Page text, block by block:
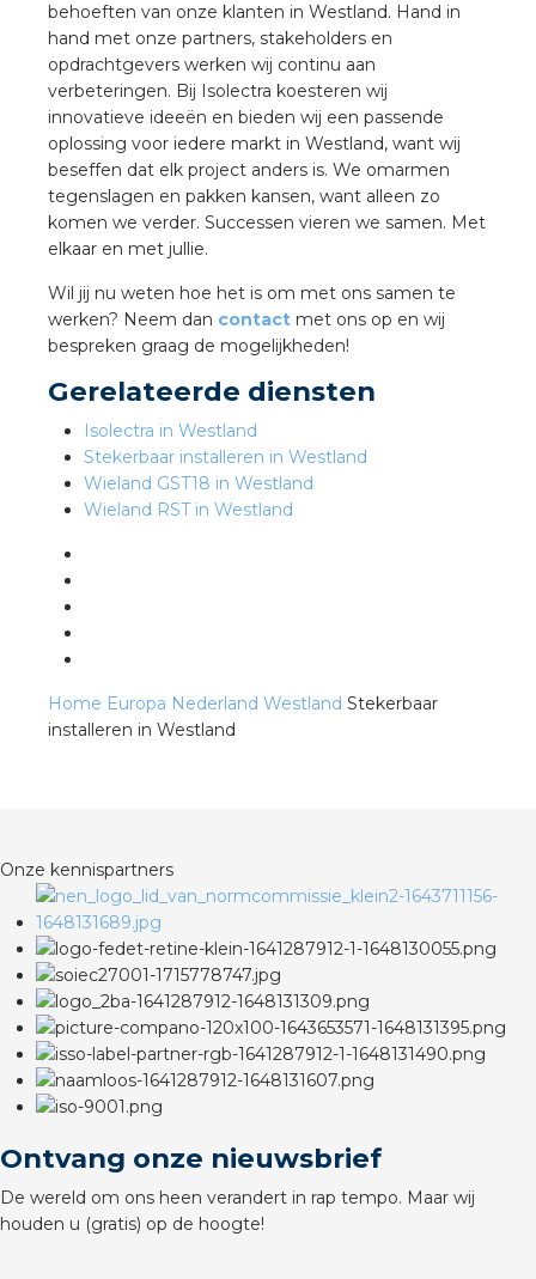
behoeften van onze klanten in Westland. Hand in
hand met onze partners, stakeholders en
opdrachtgevers werken wij continu aan
verbeteringen. Bij Isolectra koesteren wij
innovatieve ideeën en bieden wij een passende
oplossing voor iedere markt in Westland, want wij
beseffen dat elk project anders is. We omarmen
tegenslagen en pakken kansen, want alleen zo
komen we verder. Successen vieren we samen. Met
elkaar en met jullie.
Wil jij nu weten hoe het is om met ons samen te
werken? Neem dan contact met ons op en wij
bespreken graag de mogelijkheden!
Gerelateerde diensten
Isolectra in Westland
Stekerbaar installeren in Westland
Wieland GST18 in Westland
Wieland RST in Westland
Home Europa Nederland Westland Stekerbaar
installeren in Westland
Onze kennispartners
Ontvang onze nieuwsbrief
De wereld om ons heen verandert in rap tempo. Maar wij
houden u (gratis) op de hoogte!
Academy
waarde